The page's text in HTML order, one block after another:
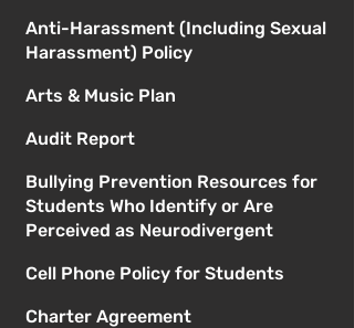
Anti-Harassment (Including Sexual
Harassment) Policy
Arts & Music Plan
Audit Report
Bullying Prevention Resources for
Students Who Identify or Are
Perceived as Neurodivergent
Cell Phone Policy for Students
Charter Agreement